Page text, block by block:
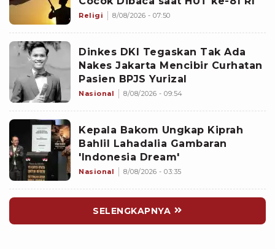
Religi 8/08/2026 - 07:50
Dinkes DKI Tegaskan Tak Ada
Nakes Jakarta Mencibir Curhatan
Pasien BPJS Yurizal
Nasional 8/08/2026 - 09:54
Kepala Bakom Ungkap Kiprah
Bahlil Lahadalia Gambaran
'Indonesia Dream'
Nasional 8/08/2026 - 03:35
SELENGKAPNYA